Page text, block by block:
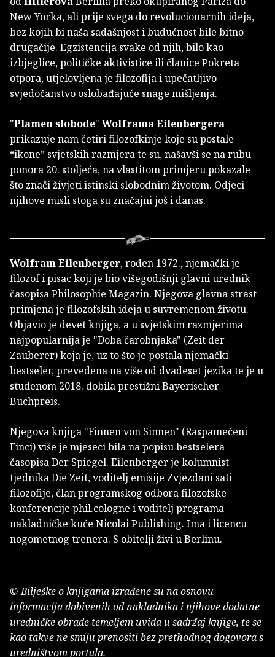
New Yorka, ali prije svega do revolucionarnih ideja,
bez kojih bi naša sadašnjost i budućnost bile bitno
drugačije. Egzistencija svake od njih, bilo kao
izbjeglice, političke aktivistice ili članice Pokreta
otpora, utjelovljena je filozofija i upečatljivo
svjedočanstvo oslobađajuće snage mišljenja.
"Plamen slobode"Wolframa Eilenbergera
prikazuje nam četiri filozofkinje koje su postale
“ikone” svjetskih razmjera te su, našavši se na rubu
ponora 20. stoljeća, na vlastitom primjeru pokazale
što znači živjeti istinski slobodnim životom. Odjeci
njihove misli stoga su značajni još i danas.
Wolfram Eilenberger, rođen 1972., njemački je
filozof i pisac koji je bio višegodišnji glavni urednik
časopisa Philosophie Magazin. Njegova glavna strast
primjena je filozofskih ideja u suvremenom životu.
Objavio je devet knjiga, a u svjetskim razmjerima
najpopularnija je "Doba čarobnjaka" (Zeit der
Zauberer) koja je, uz to što je postala njemački
bestseler, prevedena na više od dvadeset jezika te je u
studenom 2018. dobila prestižni Bayerischer
Buchpreis.
Njegova knjiga "Finnen von Sinnen" (Raspamećeni
Finci) više je mjeseci bila na popisu bestselera
časopisa Der Spiegel. Eilenberger je kolumnist
tjednika Die Zeit, voditelj emisije Zvjezdani sati
filozofije, član programskog odbora filozofske
konferencije phil.cologne i voditelj programa
nakladničke kuće Nicolai Publishing. Ima i licencu
nogometnog trenera. S obitelji živi u Berlinu.
© Bilješke o knjigama izrađene su na osnovu
informacija dobivenih od nakladnika i njihove dodatne
uredničke obrade temeljem uvida u sadržaj knjige, te se
kao takve ne smiju prenositi bez prethodnog dogovora s
uredništvom portala.